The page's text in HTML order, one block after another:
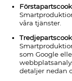
våra tjänster.
som Google
detaljer nedan